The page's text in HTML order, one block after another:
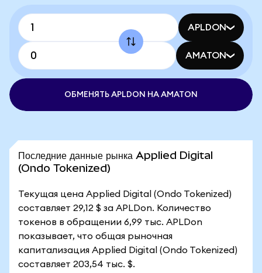
APLDON
AMATON
ОБМЕНЯТЬ APLDON НА AMATON
Последние данные рынка Applied Digital
(Ondo Tokenized)
Текущая цена Applied Digital (Ondo Tokenized)
составляет 29,12 $ за APLDon. Количество
токенов в обращении 6,99 тыс. APLDon
показывает, что общая рыночная
капитализация Applied Digital (Ondo Tokenized)
составляет 203,54 тыс. $.